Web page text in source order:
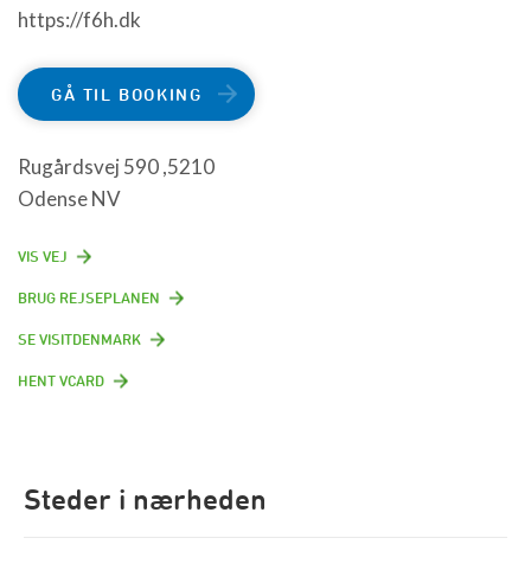
https://f6h.dk
GÅ TIL BOOKING
Rugårdsvej 590 ,5210
Odense NV
VIS VEJ
BRUG REJSEPLANEN
SE VISITDENMARK
HENT VCARD
Steder i nærheden